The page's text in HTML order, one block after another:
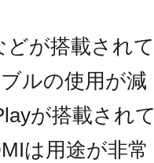
どが搭載されて
ルの使用が減
が搭載されて
は用途が非常